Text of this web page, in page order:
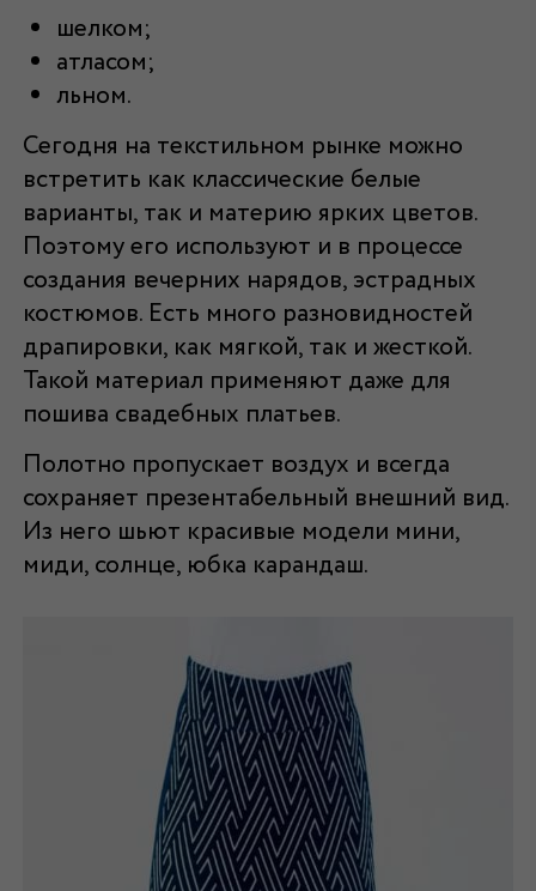
шелком;
атласом;
льном.
Сегодня на текстильном рынке можно
встретить как классические белые
варианты, так и материю ярких цветов.
Поэтому его используют и в процессе
создания вечерних нарядов, эстрадных
костюмов. Есть много разновидностей
драпировки, как мягкой, так и жесткой.
Такой материал применяют даже для
пошива свадебных платьев.
Полотно пропускает воздух и всегда
сохраняет презентабельный внешний вид.
Из него шьют красивые модели мини,
миди, солнце, юбка карандаш.